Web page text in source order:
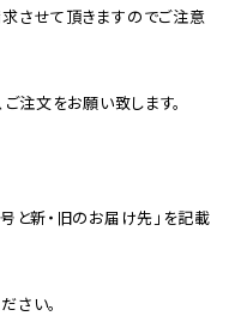
させて頂きますのでご注意
と新・旧のお届け先」を記載
さい。